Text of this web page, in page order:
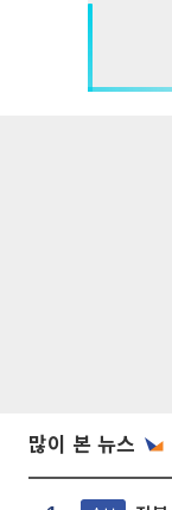
많이 본 뉴스